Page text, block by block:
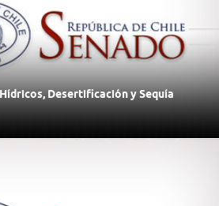
Desertificación y Sequía